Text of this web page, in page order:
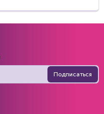
Подписаться